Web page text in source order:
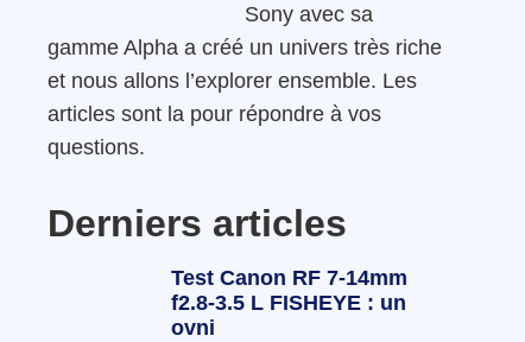
Sony avec sa
gamme Alpha a créé un univers très riche
et nous allons l’explorer ensemble. Les
articles sont la pour répondre à vos
questions.
Derniers articles
Test Canon RF 7-14mm
f2.8-3.5 L FISHEYE : un
ovni